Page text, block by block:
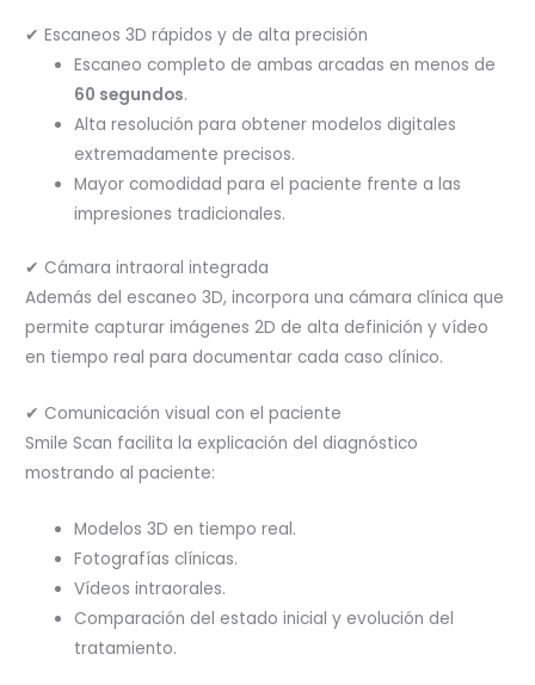
✔ Escaneos 3D rápidos y de alta precisión
Escaneo completo de ambas arcadas en menos de
60 segundos.
Alta resolución para obtener modelos digitales
extremadamente precisos.
Mayor comodidad para el paciente frente a las
impresiones tradicionales.
✔ Cámara intraoral integrada
Además del escaneo 3D, incorpora una cámara clínica que
permite capturar imágenes 2D de alta definición y vídeo
en tiempo real para documentar cada caso clínico.
✔ Comunicación visual con el paciente
Smile Scan facilita la explicación del diagnóstico
mostrando al paciente:
Modelos 3D en tiempo real.
Fotografías clínicas.
Vídeos intraorales.
Comparación del estado inicial y evolución del
tratamiento.